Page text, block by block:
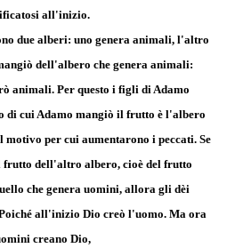
all'inizio.
due alberi: uno genera animali, l'altro
dell'albero che genera animali:
animali. Per questo i figli di Adamo
di cui Adamo mangiò il frutto è l'albero
motivo per cui aumentarono i peccati. Se
frutto dell'altro albero, cioè del frutto
che genera uomini, allora gli dèi
all'inizio Dio creò l'uomo. Ma ora
creano Dio,